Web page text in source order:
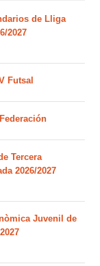
de Lliga
2027
Futsal
Tercera
2026/2027
Juvenil de